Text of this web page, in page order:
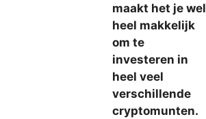
maakt het je wel
heel makkelijk
om te
investeren in
heel veel
verschillende
cryptomunten.